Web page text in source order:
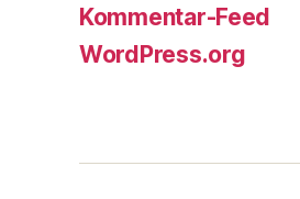
Kommentar-Feed
WordPress.org